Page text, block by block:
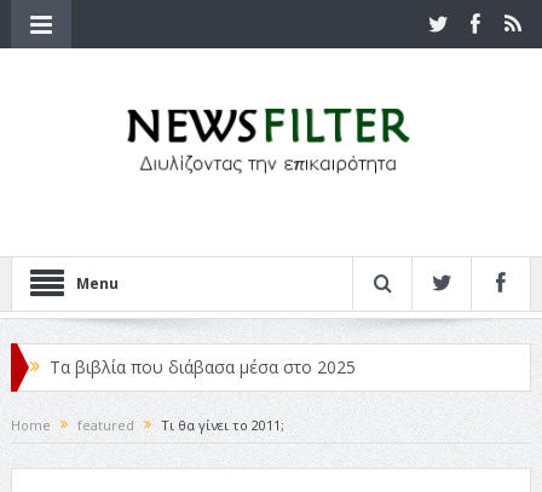
Menu
Τα βιβλία που διάβασα μέσα στο 2025
Κριτικές ταινιών: Ο Ντι Κάπριο και ο Λάνθιμος
Σχεδιασμός που «Μιλάει» Χωρίς Λέξεις
Home featured Τι θα γίνει το 2011;